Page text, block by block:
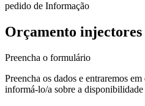
pedido de Informação
Orçamento injectores
Preencha o formulário
Preencha os dados e entraremos
informá-lo/a sobre a disponibilidade